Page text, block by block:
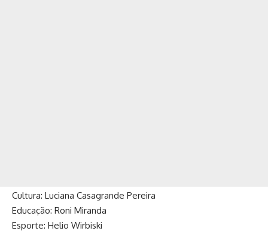
Cultura: Luciana Casagrande Pereira
Educação: Roni Miranda
Esporte: Helio Wirbiski